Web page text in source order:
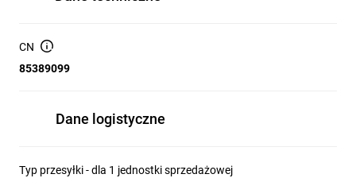
CN
85389099
Dane logistyczne
Typ przesyłki - dla 1 jednostki sprzedażowej